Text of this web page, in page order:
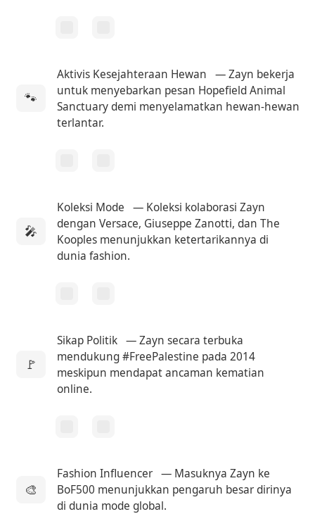
🐾
Aktivis Kesejahteraan Hewan
— Zayn bekerja
untuk menyebarkan pesan Hopefield Animal
Sanctuary demi menyelamatkan hewan-hewan
terlantar.
🎤
Koleksi Mode
— Koleksi kolaborasi Zayn
dengan Versace, Giuseppe Zanotti, dan The
Kooples menunjukkan ketertarikannya di
dunia fashion.
🚩
Sikap Politik — Zayn secara terbuka
mendukung #FreePalestine pada 2014
meskipun mendapat ancaman kematian
online.
🎨
Fashion Influencer — Masuknya Zayn ke
BoF500 menunjukkan pengaruh besar dirinya
di dunia mode global.